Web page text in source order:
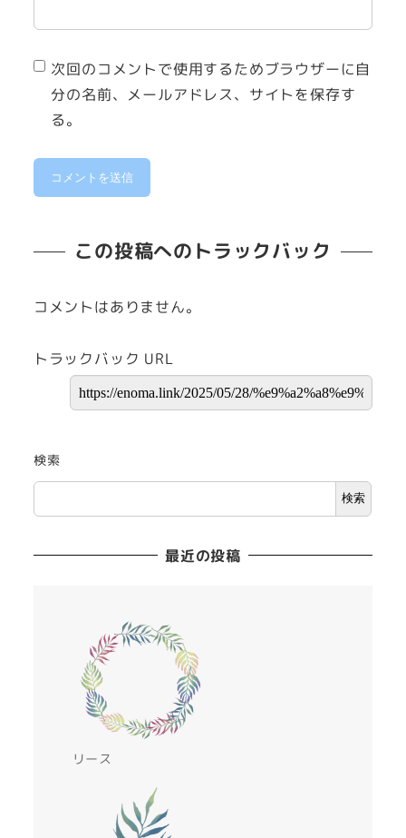
次回のコメントで使用するためブラウザーに自
分の名前、メールアドレス、サイトを保存す
る。
この投稿へのトラックバック
コメントはありません。
トラックバック URL
検索
検索
最近の投稿
リース